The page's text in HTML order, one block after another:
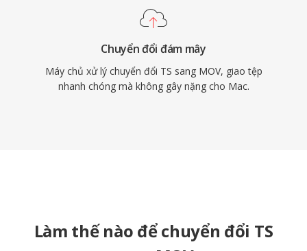
Chuyển đổi đám mây
Máy chủ xử lý chuyển đổi TS sang MOV, giao tệp
nhanh chóng mà không gây nặng cho Mac.
Làm thế nào để chuyển đổi TS